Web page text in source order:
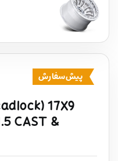
پیش‌سفارش
17X9
CAST &